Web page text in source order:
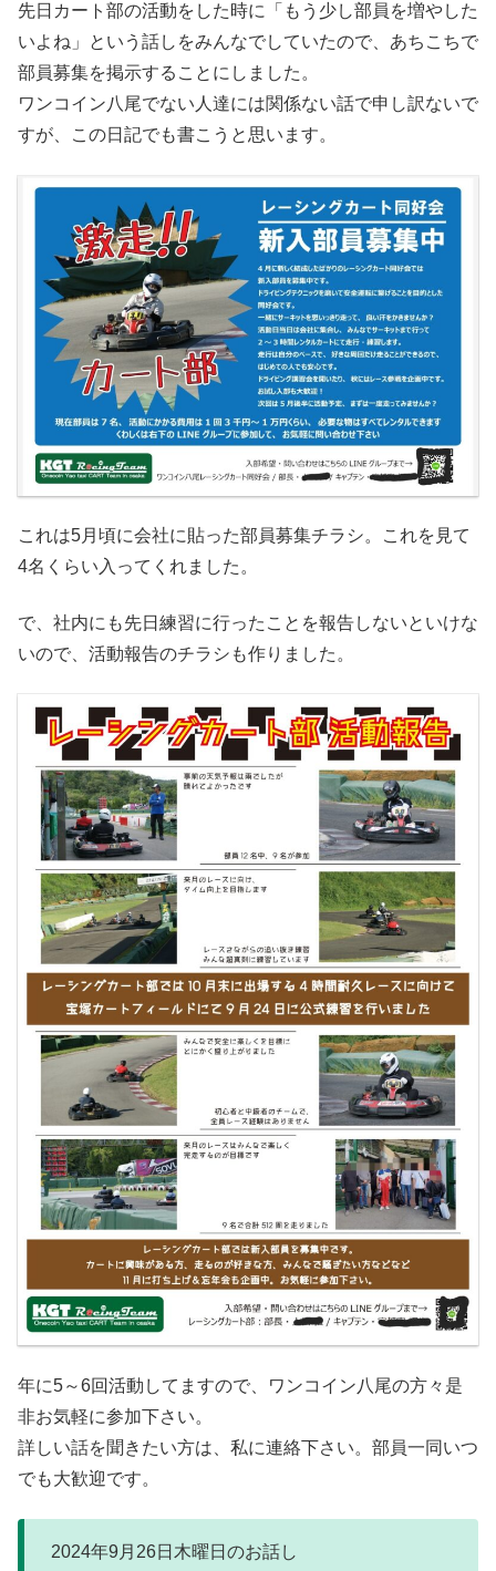
先日カート部の活動をした時に「もう少し部員を増やした
いよね」という話しをみんなでしていたので、あちこちで
部員募集を掲示することにしました。
ワンコイン八尾でない人達には関係ない話で申し訳ないで
すが、この日記でも書こうと思います。
これは5月頃に会社に貼った部員募集チラシ。これを見て
4名くらい入ってくれました。
で、社内にも先日練習に行ったことを報告しないといけな
いので、活動報告のチラシも作りました。
年に5～6回活動してますので、ワンコイン八尾の方々是
非お気軽に参加下さい。
詳しい話を聞きたい方は、私に連絡下さい。部員一同いつ
でも大歓迎です。
2024年9月26日木曜日のお話し